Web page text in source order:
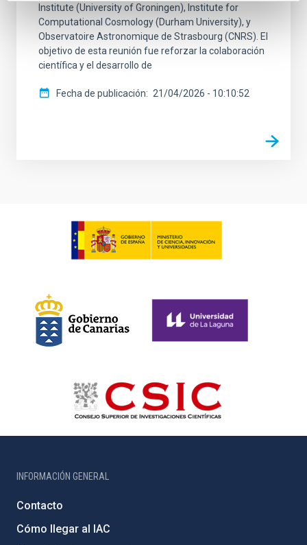
Institute (University of Groningen), Institute for
Computational Cosmology (Durham University), y
Observatoire Astronomique de Strasbourg (CNRS). El
objetivo de esta reunión fue reforzar la colaboración
científica y el desarrollo de
Fecha de publicación 21/04/2026 - 10:10:52
INFORMACIÓN GENERAL
Contacto
Cómo llegar al IAC